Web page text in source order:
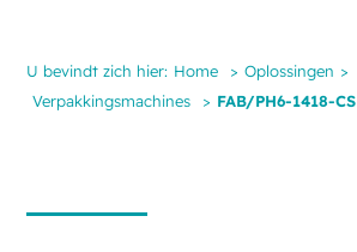
U bevindt zich hier: Home > Oplossingen >
Verpakkingsmachines
> FAB/PH6-1418-CS